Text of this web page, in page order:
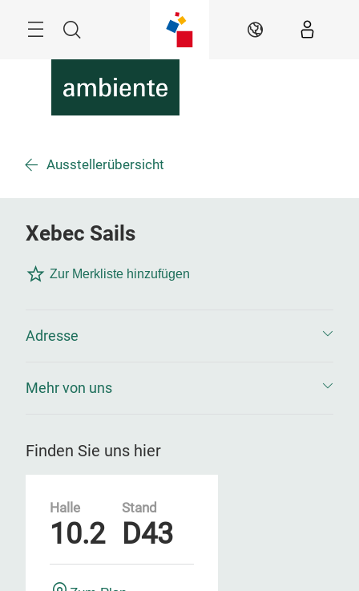
Suche DE
Ausstellerübersicht
Xebec Sails
Zur Merkliste hinzufügen
Adresse
Mehr von uns
Finden Sie uns hier
Halle
10.2
Stand
D43